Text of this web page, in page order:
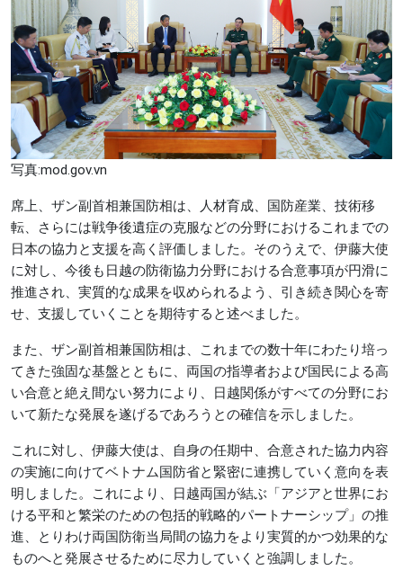
写真:mod.gov.vn
席上、ザン副首相兼国防相は、人材育成、国防産業、技術移
転、さらには戦争後遺症の克服などの分野におけるこれまでの
日本の協力と支援を高く評価しました。そのうえで、伊藤大使
に対し、今後も日越の防衛協力分野における合意事項が円滑に
推進され、実質的な成果を収められるよう、引き続き関心を寄
せ、支援していくことを期待すると述べました。
また、ザン副首相兼国防相は、これまでの数十年にわたり培っ
てきた強固な基盤とともに、両国の指導者および国民による高
い合意と絶え間ない努力により、日越関係がすべての分野にお
いて新たな発展を遂げるであろうとの確信を示しました。
これに対し、伊藤大使は、自身の任期中、合意された協力内容
の実施に向けてベトナム国防省と緊密に連携していく意向を表
明しました。これにより、日越両国が結ぶ「アジアと世界にお
ける平和と繁栄のための包括的戦略的パートナーシップ」の推
進、とりわけ両国防衛当局間の協力をより実質的かつ効果的な
ものへと発展させるために尽力していくと強調しました。